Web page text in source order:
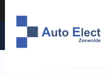
Fehlercode:
Hersteller